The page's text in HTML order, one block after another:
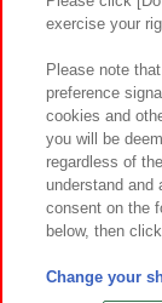
お取引
カスタマーハラス
exercise your
Please note
preference
cookies and
you will be
regardless of
understand and
consent on the
below, then
Change your